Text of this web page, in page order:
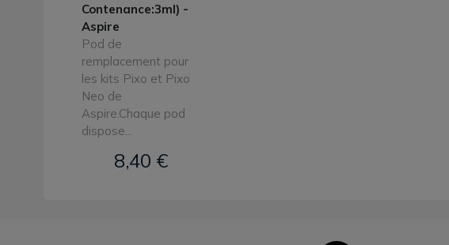
Contenance:3ml) -
Aspire
Pod de
remplacement pour
les kits Pixo et Pixo
Neo de
Aspire.Chaque pod
dispose...
8,40 €